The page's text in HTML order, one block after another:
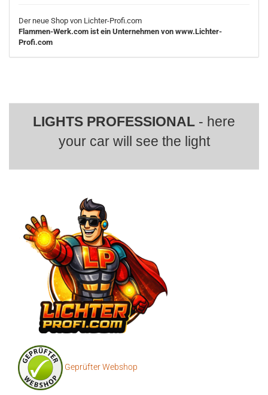
Der neue Shop von Lichter-Profi.com
Flammen-Werk.com ist ein Unternehmen von www.Lichter-
Profi.com
LIGHTS PROFESSIONAL - here
your car will see the light
Geprüfter Webshop